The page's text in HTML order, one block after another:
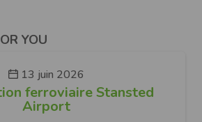
YOU
13 juin 2026
ferroviaire Stansted
Airport